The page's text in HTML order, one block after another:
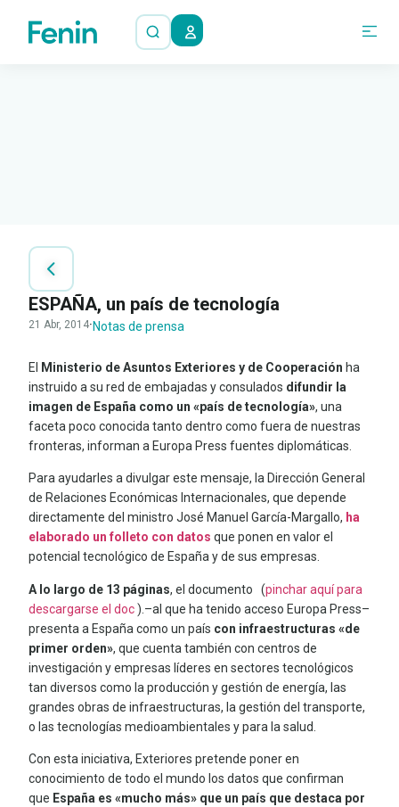
ESPAÑA, un país de tecnología
21 Abr, 2014· Notas de prensa
El Ministerio de Asuntos Exteriores y de Cooperación ha
instruido a su red de embajadas y consulados difundir la
imagen de España como un «país de tecnología», una
faceta poco conocida tanto dentro como fuera de nuestras
fronteras, informan a Europa Press fuentes diplomáticas.
Para ayudarles a divulgar este mensaje, la Dirección General
de Relaciones Económicas Internacionales, que depende
directamente del ministro José Manuel García-Margallo, ha
elaborado un folleto con datos que ponen en valor el
potencial tecnológico de España y de sus empresas.
A lo largo de 13 páginas, el documento (pinchar aquí para
descargarse el doc).–al que ha tenido acceso Europa Press–
presenta a España como un país con infraestructuras «de
primer orden», que cuenta también con centros de
investigación y empresas líderes en sectores tecnológicos
tan diversos como la producción y gestión de energía, las
grandes obras de infraestructuras, la gestión del transporte,
o las tecnologías medioambientales y para la salud.
Con esta iniciativa, Exteriores pretende poner en
conocimiento de todo el mundo los datos que confirman
que España es «mucho más» que un país que destaca por